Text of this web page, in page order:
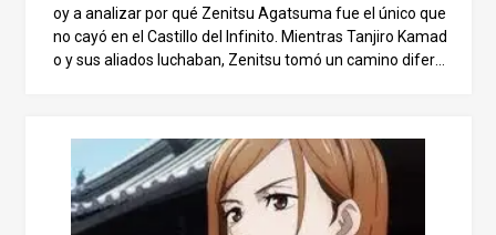
oy a analizar por qué Zenitsu Agatsuma fue el único que
no cayó en el Castillo del Infinito. Mientras Tanjiro Kamad
o y sus aliados luchaban, Zenitsu tomó un camino difere
n de Zenitsu y en su nueva faceta, revelada a través de e
stos acontecimientos. Al final de este artículo, sentirás u
n mayor aprecio por Demon Slayer. ¡Sumerjámonos junt
os! Por qué Zenitsu no cayó en el Castillo del Infinito En el